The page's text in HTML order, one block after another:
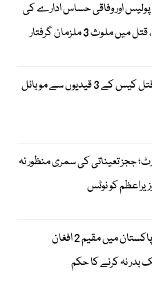
پولیس اور وفاقی حساس ادارے کی
ملوث 3 ملزمان گرفتار
اڈیالہ جیل میں قتل کیس کے 3 قیدیوں سے موبائل
ججز تعیناتی کی سمری منظور نہ
کو نوٹس
پشاور ہائیکورٹ: پاکستان میں مقیم 2 افغان
بدر نہ کرنے کا حکم